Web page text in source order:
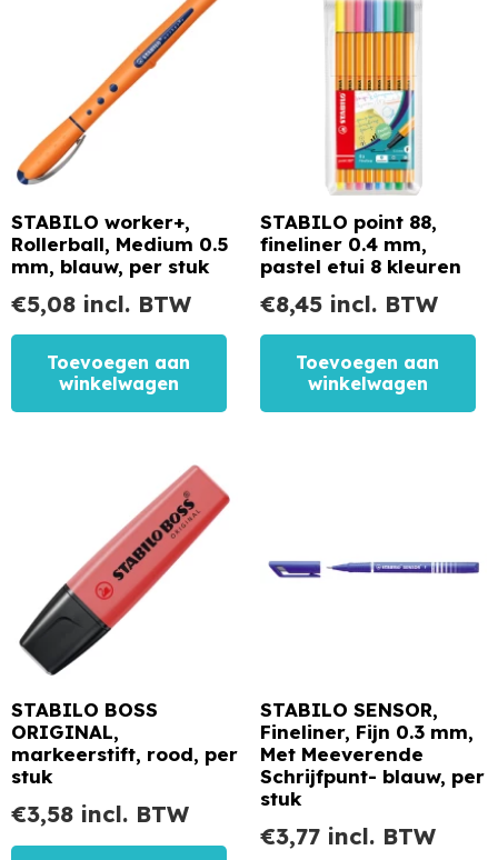
STABILO worker+,
Rollerball, Medium 0.5
mm, blauw, per stuk
€5,08 incl. BTW
Toevoegen aan
winkelwagen
STABILO point 88,
fineliner 0.4 mm,
pastel etui 8 kleuren
€8,45 incl. BTW
Toevoegen aan
winkelwagen
STABILO BOSS
ORIGINAL,
markeerstift, rood, per
stuk
€3,58 incl. BTW
STABILO SENSOR,
Fineliner, Fijn 0.3 mm,
Met Meeverende
Schrijfpunt- blauw, per
stuk
€3,77 incl. BTW